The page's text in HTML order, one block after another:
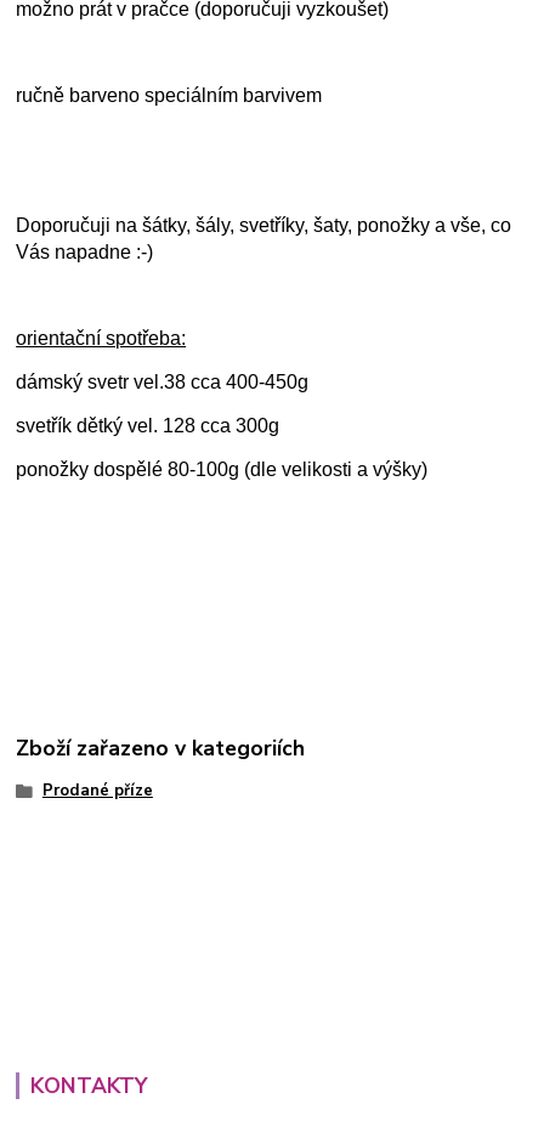
možno prát v pračce (doporučuji vyzkoušet)
ručně barveno speciálním barvivem
Doporučuji na šátky, šály, svetříky, šaty, ponožky a vše, co
Vás napadne :-)
orientační spotřeba:
dámský svetr vel.38 cca 400-450g
svetřík dětký vel. 128 cca 300g
ponožky dospělé 80-100g (dle velikosti a výšky)
Zboží zařazeno v kategoriích
Prodané příze
KONTAKTY